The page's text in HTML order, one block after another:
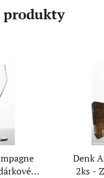
produkty
Denk
2ks -